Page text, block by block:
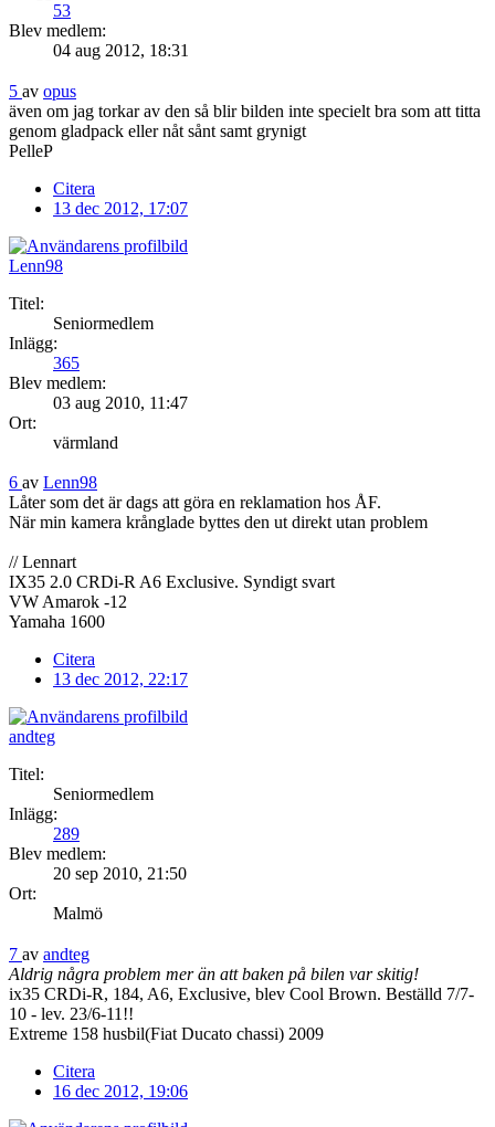
53
Blev medlem:
04 aug 2012, 18:31
5 av opus
även om jag torkar av den så blir bilden inte specielt bra som att titta
genom gladpack eller nåt sånt samt grynigt
PelleP
Citera
13 dec 2012, 17:07
Lenn98
Titel:
Seniormedlem
Inlägg:
365
Blev medlem:
03 aug 2010, 11:47
Ort:
värmland
6 av Lenn98
Låter som det är dags att göra en reklamation hos ÅF.
När min kamera krånglade byttes den ut direkt utan problem
// Lennart
IX35 2.0 CRDi-R A6 Exclusive. Syndigt svart
VW Amarok -12
Yamaha 1600
Citera
13 dec 2012, 22:17
andteg
Titel:
Seniormedlem
Inlägg:
289
Blev medlem:
20 sep 2010, 21:50
Ort:
Malmö
7 av andteg
Aldrig några problem mer än att baken på bilen var skitig!
ix35 CRDi-R, 184, A6, Exclusive, blev Cool Brown. Beställd 7/7-
10 - lev. 23/6-11!!
Extreme 158 husbil(Fiat Ducato chassi) 2009
Citera
16 dec 2012, 19:06